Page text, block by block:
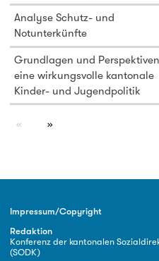
Analyse Schutz- und
Notunterkünfte
Grundlagen und
eine wirkungsvolle kantonale
Kinder- und Jugendpolitik
page
Impressum/Copyright
Redaktion
Konferenz der kantonalen
(SODK)